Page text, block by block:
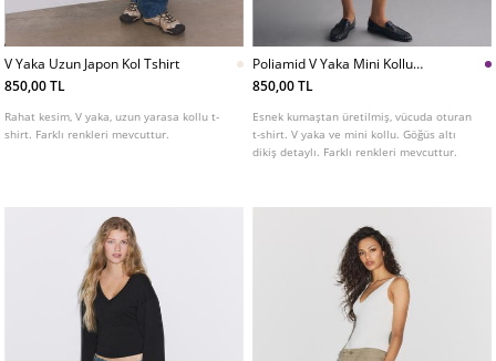
V Yaka Uzun Japon Kol Tshirt
850,00 TL
Rahat kesim, V yaka, uzun yarasa kollu t-
shirt. Farklı renkleri mevcuttur.
Poliamid V Yaka Mini Kollu
Tshirt
850,00 TL
Esnek kumaştan üretilmiş, vücuda oturan
t-shirt. V yaka ve mini kollu. Göğüs altı
dikiş detaylı. Farklı renkleri mevcuttur.